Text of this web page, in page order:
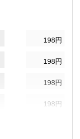
198円
198円
198円
198円